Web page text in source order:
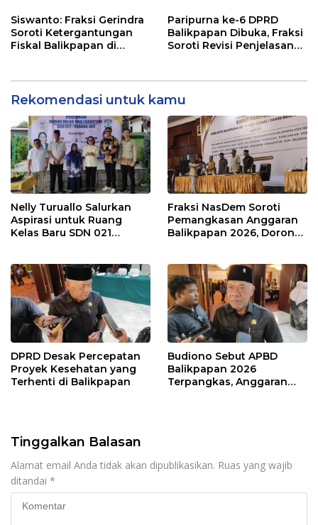
Balikpapan 2026
Siswanto: Fraksi Gerindra
Soroti Ketergantungan
Fiskal Balikpapan di
Paripurna ke-6 DPRD
Balikpapan Dibuka, Fraksi
Soroti Revisi Penjelasan
Rekomendasi untuk kamu
Nelly Turuallo Salurkan
Aspirasi untuk Ruang
Kelas Baru SDN 021
Fraksi NasDem Soroti
Pemangkasan Anggaran
Balikpapan 2026, Dorong
DPRD Desak Percepatan
Proyek Kesehatan yang
Terhenti di Balikpapan
Budiono Sebut APBD
Balikpapan 2026
Terpangkas, Anggaran
Tinggalkan Balasan
Alamat email Anda tidak akan dipublikasikan. Ruas yang wajib
ditandai *